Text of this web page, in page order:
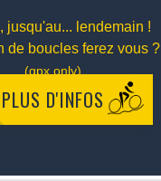
jusqu'au... lendemain !
de boucles ferez vous ?
(gpx only)
PLUS D'INFOS